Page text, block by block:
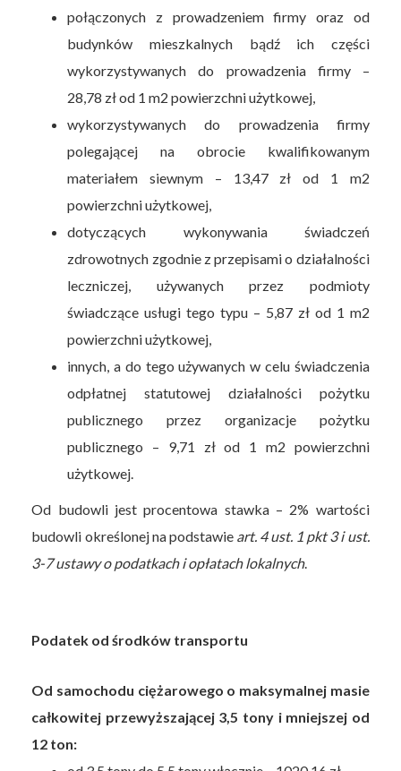
połączonych z prowadzeniem firmy oraz od
budynków mieszkalnych bądź ich części
wykorzystywanych do prowadzenia firmy –
28,78 zł od 1 m2 powierzchni użytkowej,
wykorzystywanych do prowadzenia firmy
polegającej na obrocie kwalifikowanym
materiałem siewnym – 13,47 zł od 1 m2
powierzchni użytkowej,
dotyczących wykonywania świadczeń
zdrowotnych zgodnie z przepisami o działalności
leczniczej, używanych przez podmioty
świadczące usługi tego typu – 5,87 zł od 1 m2
powierzchni użytkowej,
innych, a do tego używanych w celu świadczenia
odpłatnej statutowej działalności pożytku
publicznego przez organizacje pożytku
publicznego – 9,71 zł od 1 m2 powierzchni
użytkowej.
Od budowli jest procentowa stawka – 2% wartości
budowli określonej na podstawie art. 4 ust. 1 pkt 3 i ust.
3-7 ustawy o podatkach i opłatach lokalnych.
Podatek od środków transportu
Od samochodu ciężarowego o maksymalnej masie
całkowitej przewyższającej 3,5 tony i mniejszej od
12 ton: